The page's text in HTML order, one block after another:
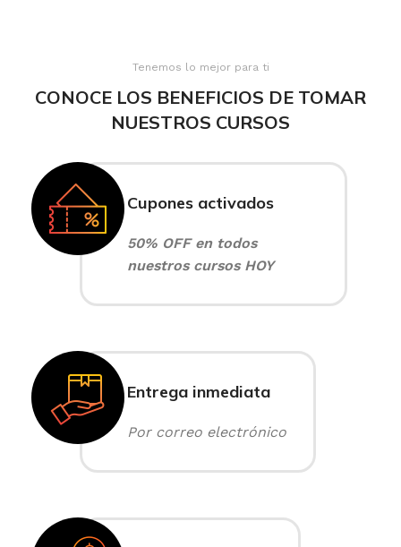
Tenemos lo mejor para ti
CONOCE LOS BENEFICIOS DE TOMAR
NUESTROS CURSOS
Cupones activados
50% OFF en todos
nuestros cursos HOY
Entrega inmediata
Por correo electrónico